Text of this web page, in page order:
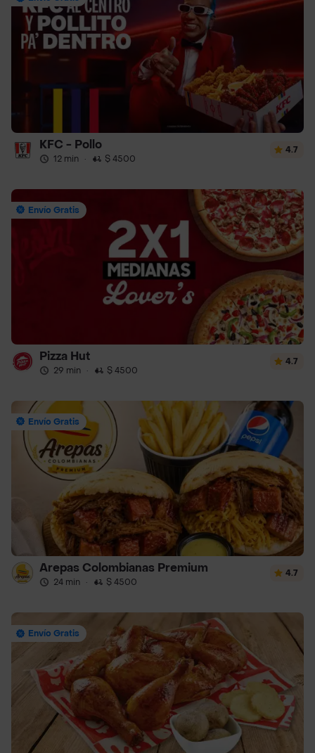
KFC - Pollo
12 min · $ 4500
4.7
Envío Gratis
Pizza Hut
29 min · $ 4500
4.7
Envío Gratis
Arepas Colombianas Premium
24 min · $ 4500
4.7
Envío Gratis